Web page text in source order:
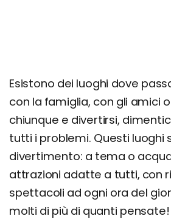
Esistono dei luoghi dove
con la famiglia, con gli amici
chiunque e divertirsi,
tutti i problemi. Questi luoghi
divertimento: a tema o
attrazioni adatte a tutti, con
spettacoli ad ogni ora del
molti di più di quanti pensate!